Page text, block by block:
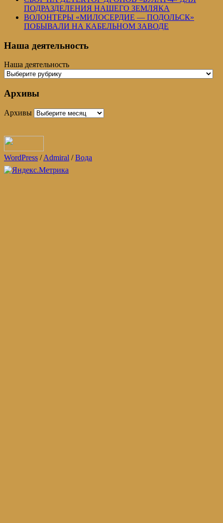
ПОДРАЗДЕЛЕНИЯ НАШЕГО ЗЕМЛЯКА
ВОЛОНТЕРЫ «МИЛОСЕРДИЕ — ПОДОЛЬСК»
ПОБЫВАЛИ НА КАБЕЛЬНОМ ЗАВОДЕ
Наша деятельность
Наша деятельность
Архивы
Архивы
WordPress /Admiral /Вода